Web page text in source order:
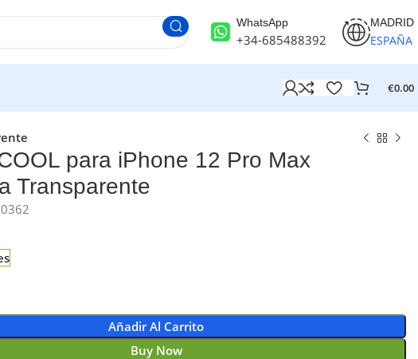
WhatsApp
+34-685488392
MADRID
ESPAÑA
€0.00
para iPhone 12 Pro Max
Transparente
Añadir Al Carrito
Buy Now